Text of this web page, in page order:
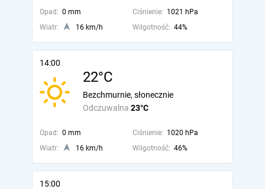
Opad: 0 mm Ciśnienie: 1021 hPa
Wiatr:
16 km/h Wilgotność: 44%
14:00
22°C
Odczuwalna 23°C
Bezchmurnie, słonecznie
Opad: 0 mm Ciśnienie: 1020 hPa
Wiatr:
16 km/h Wilgotność: 46%
15:00